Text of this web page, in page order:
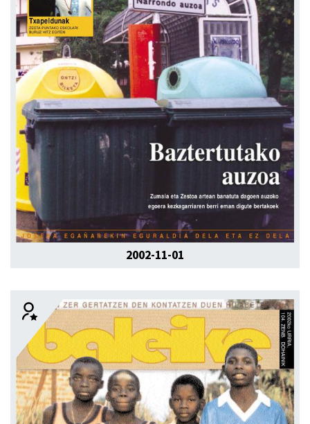
2002-11-01